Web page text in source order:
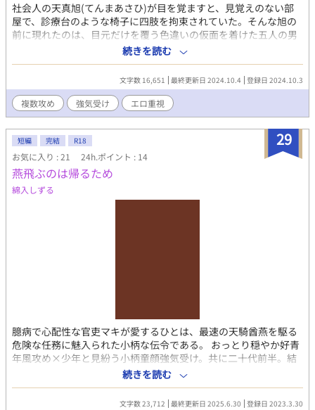
社会人の天真旭(てんまあさひ)が目を覚ますと、見覚えのない部
屋で、診療台のような椅子に四肢を拘束されていた。そんな旭の
前に現れたのは、目元だけを覆う色違いの仮面を着けた五人の男
達で……。 ※五人の攻め×強気受けです。 ※pixivにも公開してい
ます。 【登場人物の簡易プロフ】 ・天真旭(てんまあさひ) 24歳の
至って普通の社会人。 177cmの細マッチョ。黒髪。 キリッとした
眉毛が特徴の男前。 普段は明るく人懐っこいが、強気な一面もあ
る。 ・ジョーカー(仮名) 仮面集団のリーダー的存在。 186cmで着
痩せするタイプ。黒髪。 30歳。誰に対しても敬語で話す。 実はア
ダルトグッズを作る会社の若き社長。 自分の体でもさまざまな媚
薬を試し過ぎた結果、耐性ができた。 ・スペード(仮名) 180cmの
細身。茶髪。左耳にピアスをしている。 26歳の社会人(ジョーカ
ーの会社の社員)。 ・ダイヤ(仮名) 176cmの細マッチョ。襟足長
めの黒髪。 24歳の社会人(ジョーカーの会社の社員)。結構、力が
強い。 ・クラブ(仮名) 170cmの細身。青のメッシュが入った黒
断使用・自作発言も禁止です。 【追記】 閲覧・評価等、ありがと
うございます。 気が向いたら続編を書くかもしれないので、その
時はよければまたお付き合いいただけると幸いです。
続きを読む
文字数 16,651 最終更新日 2024.10.4 登録日 2024.10.3
複数攻め 強気受け エロ重視
29
短編 完結 R18
お気に入り : 21 24h.ポイント : 14
燕飛ぶのは帰るため
綿入しずる
臆病で心配性な官吏マキが愛するひとは、最速の天騎酋燕を駆る
危険な任務に魅入られた小柄な伝令である。 おっとり穏やか好青
年風攻め×少年と見紛う小柄童顔強気受け。共に二十代前半。結
婚二年目の夫婦のある日の話。とその後日談で養子を引き取った
後の話。 和風～中華風アジアン、創作生物なども出るファンタジ
ー。 ・タイトルに*がエロ有 ・社会的性差が少なく同性での交際
続きを読む
文字数 23,712 最終更新日 2025.6.30 登録日 2023.3.30